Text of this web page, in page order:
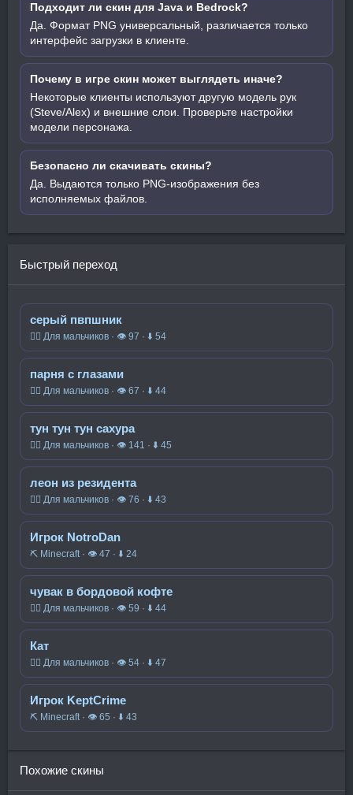
Подходит ли скин для Java и Bedrock?
Да. Формат PNG универсальный, различается только
интерфейс загрузки в клиенте.
Почему в игре скин может выглядеть иначе?
Некоторые клиенты используют другую модель рук
(Steve/Alex) и внешние слои. Проверьте настройки
модели персонажа.
Безопасно ли скачивать скины?
Да. Выдаются только PNG-изображения без
исполняемых файлов.
Быстрый переход
серый пвпшник
🧍‍♂️ Для мальчиков · 👁 97 · ⬇ 54
парня с глазами
🧍‍♂️ Для мальчиков · 👁 67 · ⬇ 44
тун тун тун сахура
🧍‍♂️ Для мальчиков · 👁 141 · ⬇ 45
леон из резидента
🧍‍♂️ Для мальчиков · 👁 76 · ⬇ 43
Игрок NotroDan
⛏️ Minecraft · 👁 47 · ⬇ 24
чувак в бордовой кофте
🧍‍♂️ Для мальчиков · 👁 59 · ⬇ 44
Кат
🧍‍♂️ Для мальчиков · 👁 54 · ⬇ 47
Игрок KeptCrime
⛏️ Minecraft · 👁 65 · ⬇ 43
Похожие скины